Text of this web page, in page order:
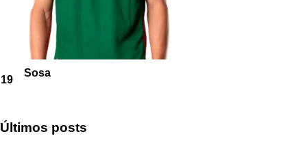
19
Sosa
Últimos posts